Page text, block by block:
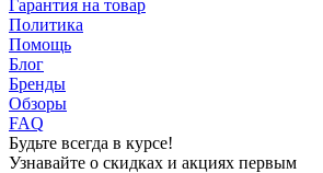
Гарантия на товар
Политика
Помощь
Блог
Бренды
Обзоры
FAQ
Будьте всегда в курсе!
Узнавайте о скидках и акциях первым